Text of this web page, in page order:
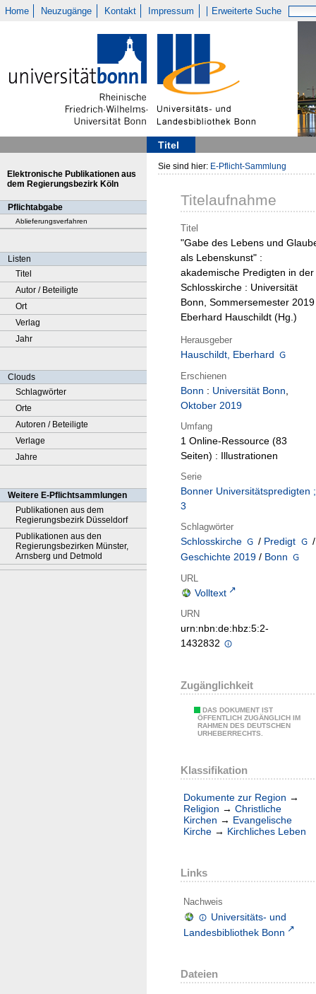
Home Neuzugänge Kontakt Impressum Erweiterte Suche
Titel
Elektronische Publikationen aus
dem Regierungsbezirk Köln
Pflichtabgabe
Ablieferungsverfahren
Listen
Titel
Autor / Beteiligte
Ort
Verlag
Jahr
Clouds
Schlagwörter
Orte
Autoren / Beteiligte
Verlage
Jahre
Weitere E-Pflichtsammlungen
Publikationen aus dem
Regierungsbezirk Düsseldorf
Publikationen aus den
Regierungsbezirken Münster,
Arnsberg und Detmold
Sie sind hier: E-Pflicht-Sammlung
Titelaufnahme
Titel
"Gabe des Lebens und
als Lebenskunst" :
akademische Predigten in der
Schlosskirche : Universität
Bonn, Sommersemester
Eberhard Hauschildt (Hg.)
Herausgeber
Hauschildt, Eberhard
Erschienen
Bonn : Universität Bonn,
Oktober 2019
Umfang
1 Online-Ressource (83
Seiten) : Illustrationen
Serie
Bonner Universitätspredigten ;
3
Schlagwörter
Schlosskirche / Predigt
/
Geschichte 2019 / Bonn
URL
Volltext
URN
urn:nbn:de:hbz:5:2-
1432832
Zugänglichkeit
DAS DOKUMENT IST
ÖFFENTLICH ZUGÄNGLICH IM
RAHMEN DES DEUTSCHEN
URHEBERRECHTS.
Klassifikation
Dokumente zur Region →
Religion → Christliche
Kirchen → Evangelische
Kirche → Kirchliches Leben
Links
Nachweis
Universitäts- und
Landesbibliothek Bonn
Dateien